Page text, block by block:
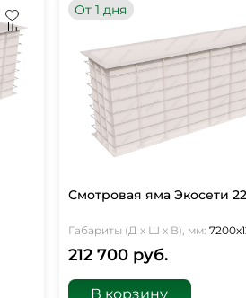
От 1 дня
Смотровая яма Экосети 22
Габариты (Д х Ш х В), мм:
212 700 руб.
В корзину